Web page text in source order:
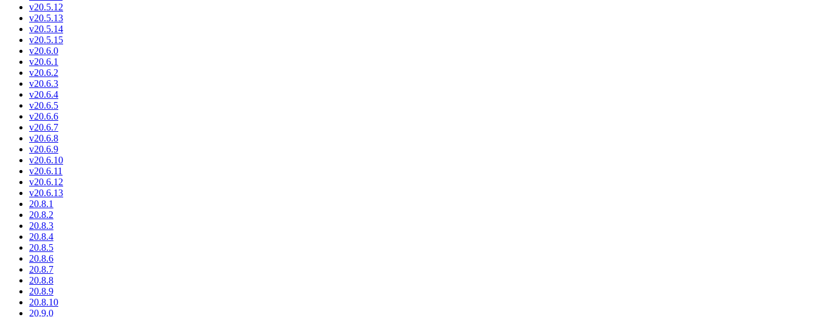
v20.5.12
v20.5.13
v20.5.14
v20.5.15
v20.6.0
v20.6.1
v20.6.2
v20.6.3
v20.6.4
v20.6.5
v20.6.6
v20.6.7
v20.6.8
v20.6.9
v20.6.10
v20.6.11
v20.6.12
v20.6.13
20.8.1
20.8.2
20.8.3
20.8.4
20.8.5
20.8.6
20.8.7
20.8.8
20.8.9
20.8.10
20.9.0